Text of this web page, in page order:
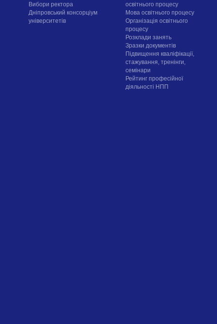
Вибори ректора
Дніпровський консорціум
університетів
освітнього процесу
Мова освітнього процесу
Організація освітнього
процесу
Розклади занять
Зразки документів
Підвищення кваліфікації,
стажування, тренінги,
семінари
Рейтинг професійної
діяльності НПП